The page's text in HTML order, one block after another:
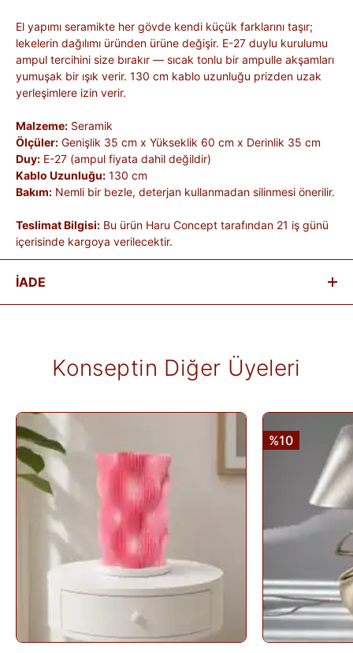
El yapımı seramikte her gövde kendi küçük farklarını taşır;
lekelerin dağılımı üründen ürüne değişir. E-27 duylu kurulumu
ampul tercihini size bırakır — sıcak tonlu bir ampulle akşamları
yumuşak bir ışık verir. 130 cm kablo uzunluğu prizden uzak
yerleşimlere izin verir.
Malzeme: Seramik
Ölçüler: Genişlik 35 cm x Yükseklik 60 cm x Derinlik 35 cm
Duy: E-27 (ampul fiyata dahil değildir)
Kablo Uzunluğu: 130 cm
Bakım: Nemli bir bezle, deterjan kullanmadan silinmesi önerilir.
Teslimat Bilgisi: Bu ürün Haru Concept tarafından 21 iş günü
içerisinde kargoya verilecektir.
İADE
mümkün olmayan ürünlerde iade kabul edilmez. Ayıplı ürünler,
teslim sırasında kargo tutanağı ile belgelenmediği sürece iade
ve ürüne göre değişiklik gösterebilir; bu bilgiler ürün
açıklamalarında yer alır.
İade edilen ürünler, iade şartlarına uygun olduğu takdirde 10
gün içinde bankanıza iletilir. İade sürecini başlatmak için lütfen
İade Formu
'nu doldurunuz veya Siparişlerim
iade talebi oluşturunuz.
Konseptin Diğer Üyeleri
%10